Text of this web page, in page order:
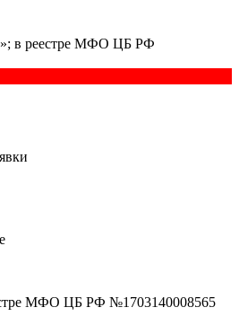
в реестре МФО ЦБ РФ
МФО ЦБ РФ №1703140008565